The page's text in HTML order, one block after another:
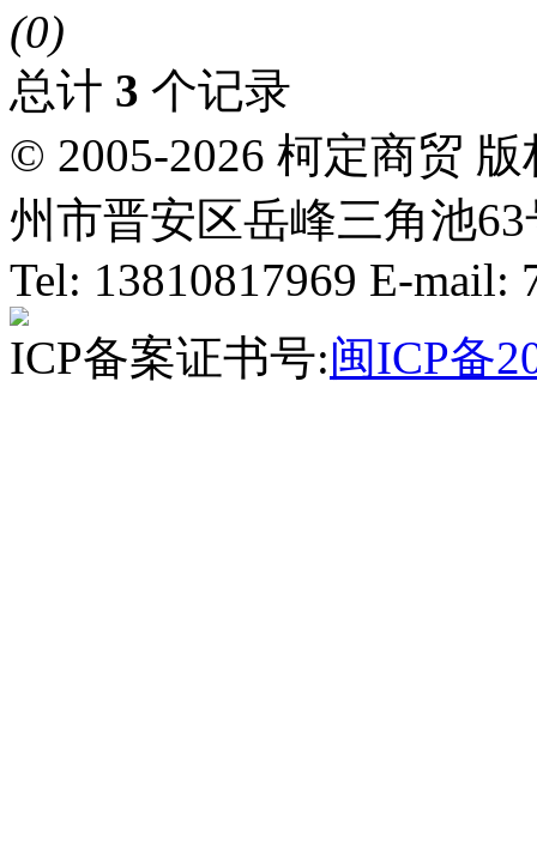
(0)
总计 3 个记录
© 2005-2026 柯定商贸
州市晋安区岳峰三角池
Tel: 13810817969 E-mail:
ICP备案证书号:闽ICP备